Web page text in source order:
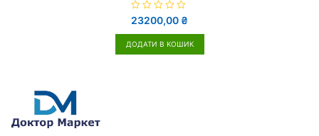
О
ц
і
н
23200,00 ₴
ДОДАТИ В КОШИК